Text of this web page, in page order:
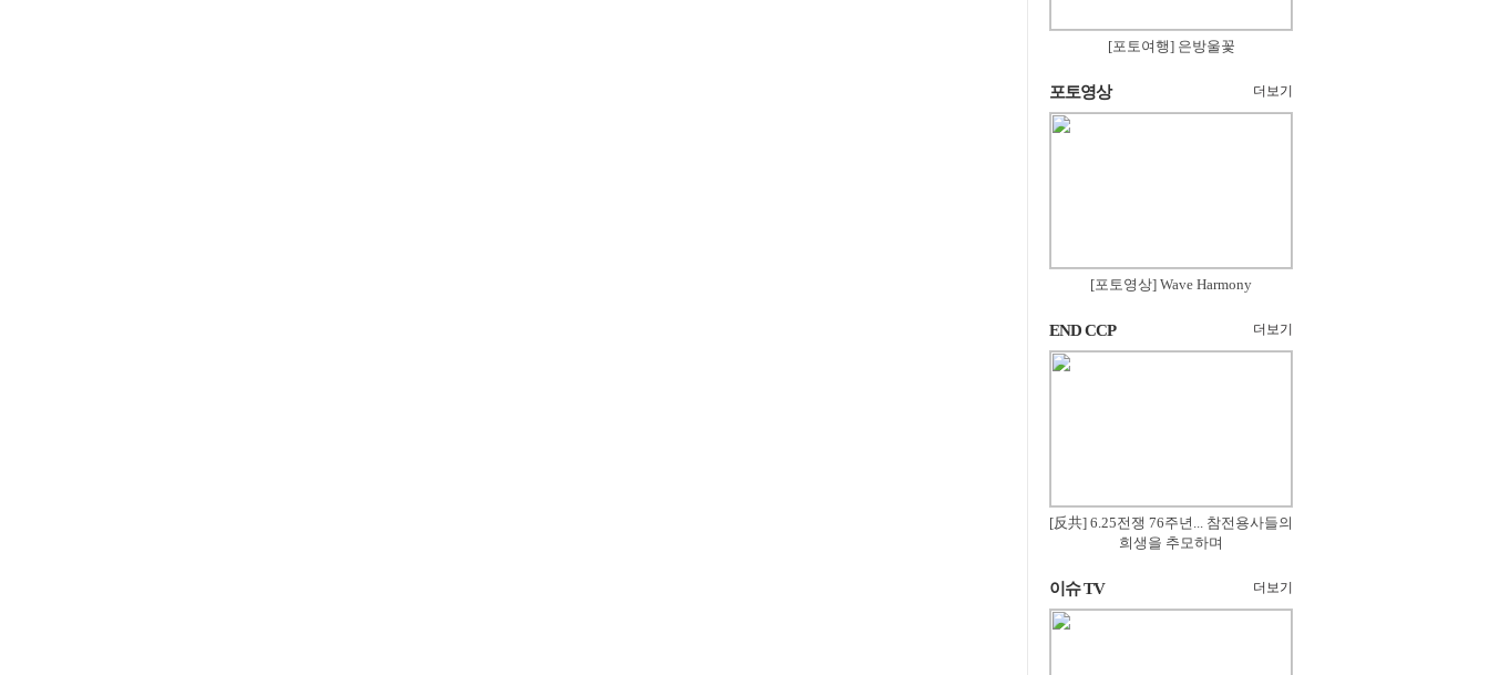
[포토여행] 은방울꽃
포토영상 더보기
[포토영상] Wave Harmony
END CCP 더보기
[反共] 6.25전쟁 76주년... 참전용사들의
희생을 추모하며
이슈 TV 더보기